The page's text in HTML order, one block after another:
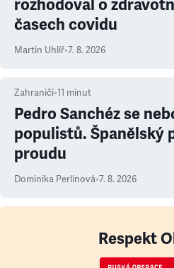
rozhodoval o
časech covidu
Martin Uhlíř•7. 8. 2026
Zahraničí•11 minut
Pedro Sanchéz se
populistů. Španělský
proudu
Dominika Perlínová•7. 8. 2026
Respekt